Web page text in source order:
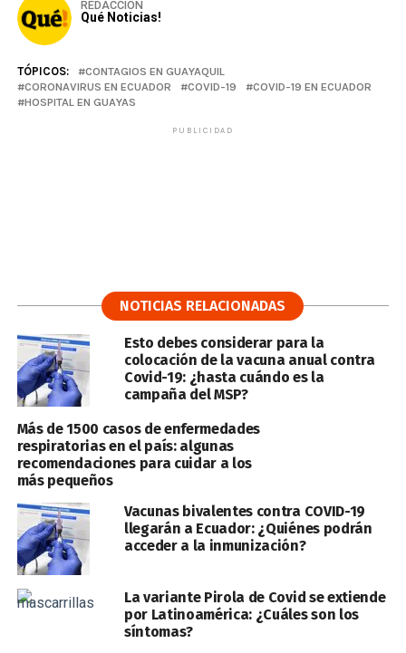
REDACCIÓN
Qué Noticias!
TÓPICOS:
CONTAGIOS EN GUAYAQUIL
CORONAVIRUS EN ECUADOR
COVID-19
COVID-19 EN ECUADOR
HOSPITAL EN GUAYAS
PUBLICIDAD
NOTICIAS RELACIONADAS
Esto debes considerar para la
colocación de la vacuna anual contra
Covid-19: ¿hasta cuándo es la
campaña del MSP?
Más de 1500 casos de enfermedades
respiratorias en el país: algunas
recomendaciones para cuidar a los
más pequeños
Vacunas bivalentes contra COVID-19
llegarán a Ecuador: ¿Quiénes podrán
acceder a la inmunización?
La variante Pirola de Covid se extiende
por Latinoamérica: ¿Cuáles son los
síntomas?